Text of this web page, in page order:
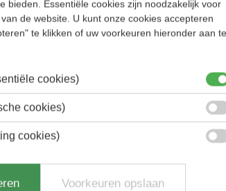
bieden. Essentiële cookies zijn noodzakelijk voor
de website. U kunt onze cookies accepteren
te klikken of uw voorkeuren hieronder aan te
cookies)
cookies)
cookies)
Voorkeuren opslaan